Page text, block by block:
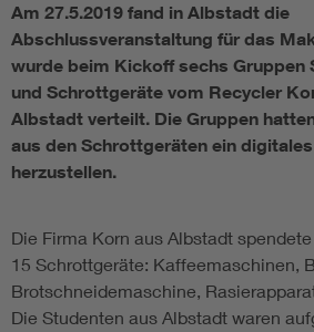
Electromobility
Energy efficiency
Energy storage
Functional safety
Am 27.5.2019 fand in Albstadt die
Abschlussveranstaltung für das
wurde beim Kickoff sechs Gruppen
und Schrottgeräte vom Recycler
Albstadt verteilt. Die Gruppen
aus den Schrottgeräten ein
herzustellen.
Die Firma Korn aus Albstadt
15 Schrottgeräte: Kaffeemaschinen,
Brotschneidemaschine,
Die Studenten aus Albstadt waren